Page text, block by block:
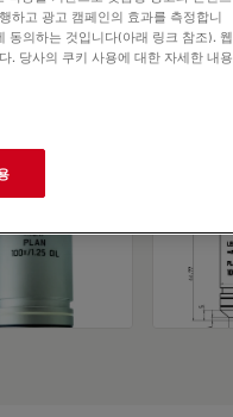
하고 광고 캠페인의 효과를 측정합니
동의하는 것입니다(아래 링크 참조). 웹
. 당사의 쿠키 사용에 대한 자세한 내용